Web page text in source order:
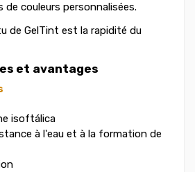
couleurs personnalisées.
de GelTint est la rapidité du
et avantages
isoftálica
à l'eau et à la formation de